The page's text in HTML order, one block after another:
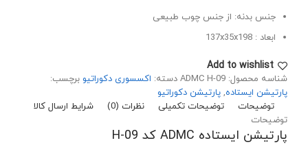
جنس بدنه: از جنس چوب طبیعی
ابعاد : 137x35x198
Add to wishlist
شناسه محصول: ADMC H-09 دسته: اکسسوری دکوراتیو برچسب:
پارتیشن ایستاده, پارتیشن دکوراتیو
توضیحات
توضیحات تکمیلی نظرات (0)
شرایط ارسال کالا
توضیحات
پارتیشن ایستاده ADMC کد H-09